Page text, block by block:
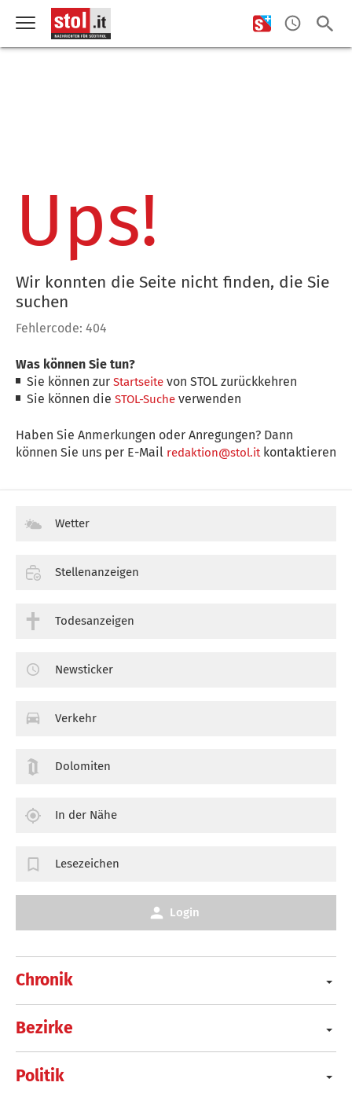
Ups!
Wir konnten die Seite nicht finden, die Sie
suchen
Fehlercode: 404
Was können Sie tun?
Sie können zurStartseite von STOL zurückkehren
Sie können dieSTOL-Suche verwenden
Haben Sie Anmerkungen oder Anregungen? Dann
können Sie uns per E-Mail redaktion@stol.itkontaktieren
Chronik
Bezirke
Politik
Wetter
Stellenanzeigen
Todesanzeigen
Newsticker
Verkehr
Dolomiten
In der Nähe
Lesezeichen
Login